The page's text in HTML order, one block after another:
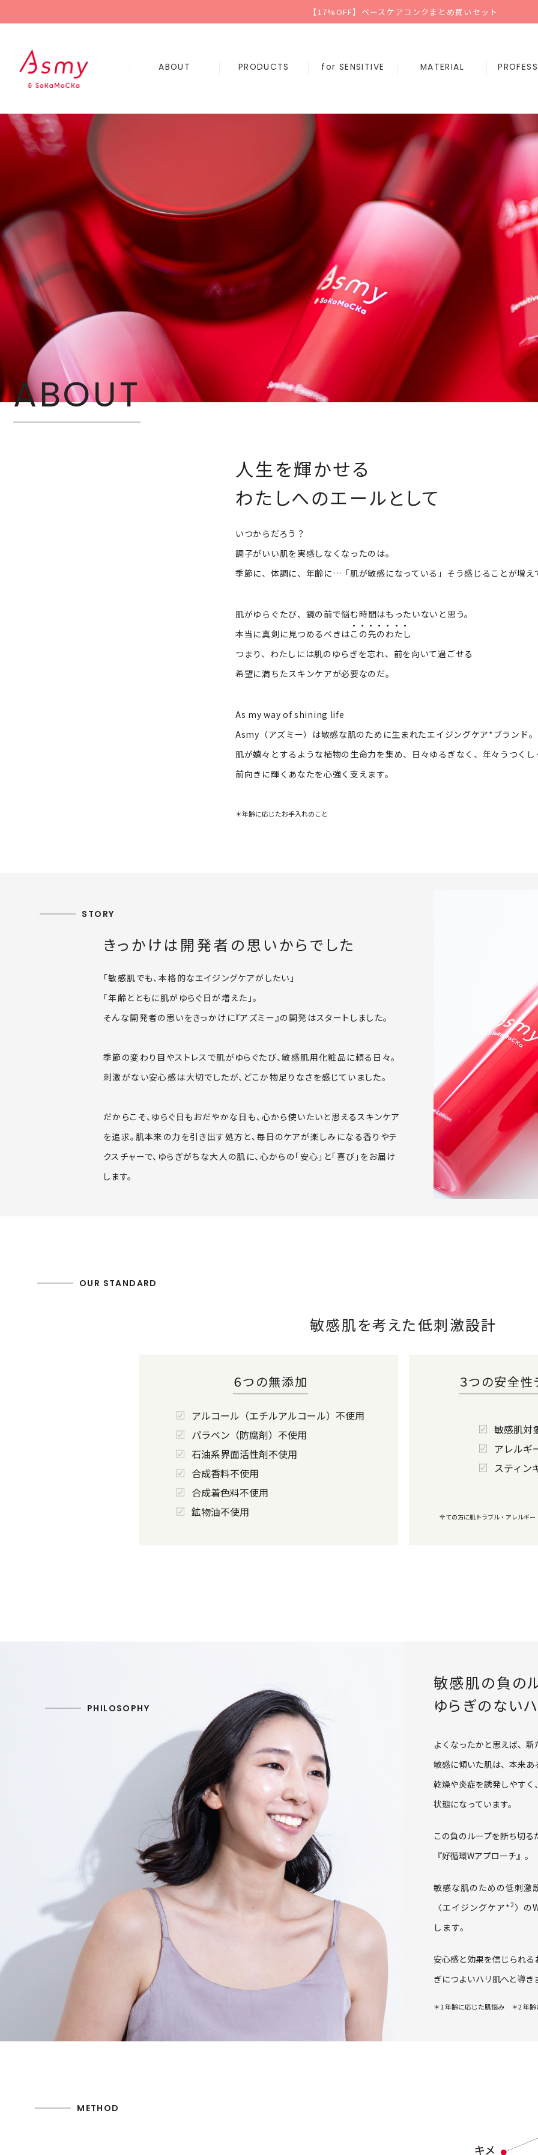
【17%OFF】ベースケアコンクまとめ買いセット
ABOUT PRODUCTS for SENSITIVE MATERIAL
ABOUT
人生を輝かせる
わたしへのエールとして
いつからだろう？
調子がいい肌を実感しなくなったのは。
季節に、体調に、年齢に…「肌が敏感になっている」 そう感じることが増え
肌がゆらぐたび、 鏡の前で悩む時間はもったいないと思う。
本当に真剣に見つめるべきはこの先のわたし
つまり、わたしには肌のゆらぎを忘れ、前を向いて過ごせる
希望に満ちたスキンケアが必要なのだ。
As my way of shining life
Asmy（アズミー）は敏感な肌のために生まれたエイジングケア*ブランド。
肌が嬉々とするような植物の生命力を集め、 日々ゆるぎなく、年々うつくし
前向きに輝くあなたを心強く支えます。
＊年齢に応じたお手入れのこと
きっかけは開発者の思いからでした
「敏感肌でも、本格的なエイジングケアがしたい」
「年齢とともに肌がゆらぐ日が増えた」。
そんな開発者の思いをきっかけに『アズミー』の開発はスタートしました。
季節の変わり目やストレスで肌がゆらぐたび、敏感肌用化粧品に頼る日々。
刺激がない安心感は大切でしたが、どこか物足りなさを感じていました。
だからこそ、ゆらぐ日もおだやかな日も、心から使いたいと思えるスキンケア
を追求。肌本来の力を引き出す処方と、毎日のケアが楽しみになる香りやテ
クスチャーで、ゆらぎがちな大人の肌に、心からの「安心」と「喜び」をお届け
します。
STORY
OUR STANDARD
敏感肌を考えた低刺激設計
６つの無添加
アルコール（エチルアルコール）不使用
パラベン（防腐剤）不使用
石油系界面活性剤不使用
合成香料不使用
合成着色料不使用
鉱物油不使用
３つの安全
敏感肌対
アレルギ
スティン
全ての方に肌トラブル・アレルギ
PHILOSOPHY
敏感肌の負の
ゆらぎのない
よくなったかと思えば、
敏感に傾いた肌は、本来あ
乾燥や炎症を誘発しやすく
状態になっています。
この負のループを断ち切る
『好循環Wアプローチ』。
敏感な肌のための低刺激
〈エイジングケア*2 〉の
します。
安心感と効果を信じられ
ぎにつよいハリ肌へと導き
＊1 年齢に応じた肌悩み ＊2 年
METHOD